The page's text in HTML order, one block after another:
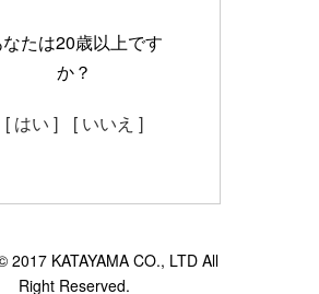
たは20歳以上です
か？
[ はい ] [ いいえ ]
2017 KATAYAMA CO., LTD All
Right Reserved.